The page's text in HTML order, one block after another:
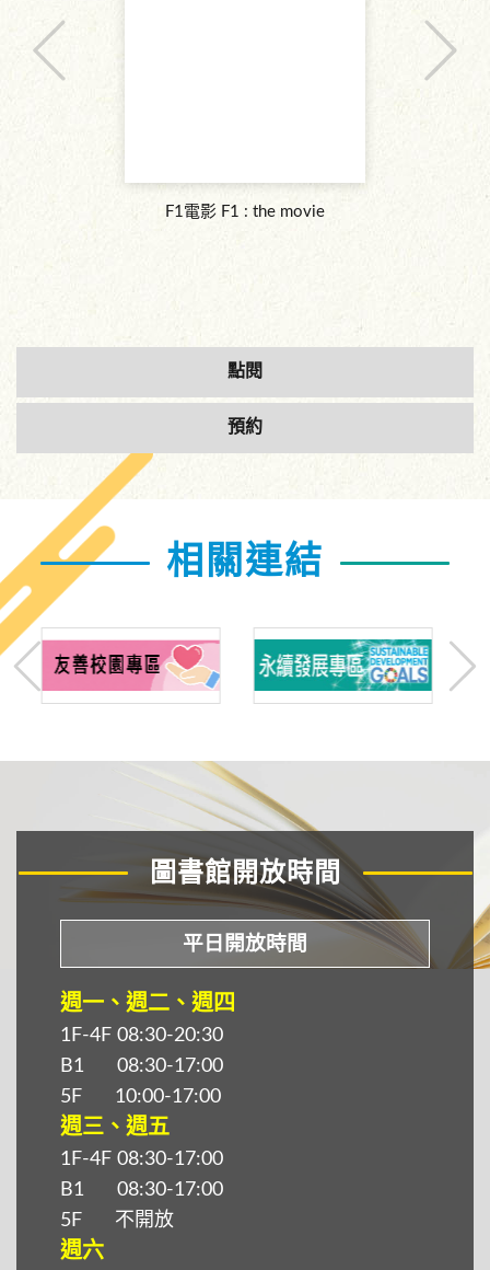
F1電影 F1 : the movie
點閱
預約
相關連結
圖書館開放時間
平日開放時間
週一、週二、週四
1F-4F 08:30-20:30
B1 08:30-17:00
5F 10:00-17:00
週三、週五
1F-4F 08:30-17:00
B1 08:30-17:00
5F 不開放
週六